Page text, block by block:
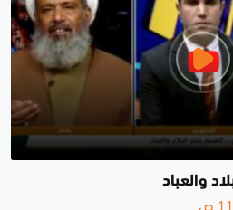
والعباد